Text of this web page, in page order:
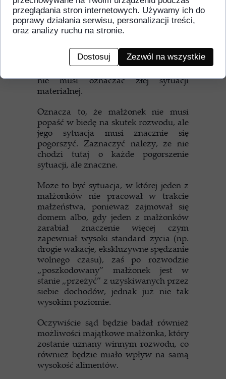
Równie ważną przesłanką, która musi
zaistnieć, aby móc ubiegać się o
alimenty w przypadku uznania
drugiego małżonka wyłącznie winnym
rozkładu pożycia małżeńskiego jest
pogorszenie sytuacji życiowej, które to
nie musi oznaczać złej sytuacji
materialnej.
Oznacza to, że małżonek nie musi
popaść w biedę na skutek rozwodu, ale
jego sytuacja musi znacznie się
pogorszyć. Zaznaczyć należy, że nie
chodzi tutaj o każde pogorszenie
sytuacji, ale znaczne.
Może to być sytuacja, w której jeden z
małżonków nie pracował w trakcie
małżeństwa, ponieważ zajmował się
domem albo, gdy jeden z małżonków
zarabiał znaczenie więcej czym
zapewniał wysoki standard życia (np.
drogie wakacje, ekskluzywne spędzanie
wolnego czasu), zaś po rozwodzie
„poszkodowany” małżonek jest w
stanie „przeżyć” z uzyskiwanych przez
siebie dochodów, jednak już nie tak
wysokim poziomie.
Oczywiście sąd będzie badał również
możliwości majątkowe małżonka, który
zostanie uznany winnym rozwodu, co
również będzie miało wpływ na samą
wysokość alimentów.
przeglądania stron internetowych. Używamy ich do
poprawy działania serwisu, personalizacji treści,
oraz analizy ruchu na stronie.
Dostosuj Zezwól na wszystkie